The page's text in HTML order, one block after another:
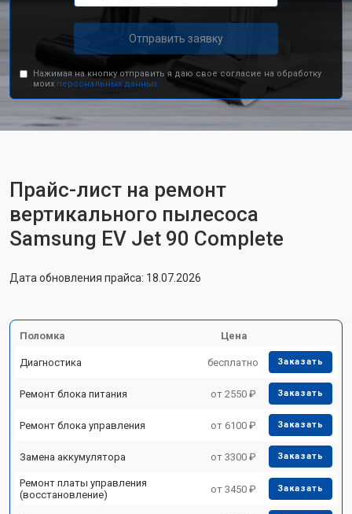
Отправить заявку
Нажимая на кнопку отправить я даю свое согласие на обработку
моих персональных данных.
Прайс-лист на ремонт
вертикального пылесоса
Samsung EV Jet 90 Complete
Дата обновления прайса: 18.07.2026
Поломка Цена
Диагностика бесплатно Заказать
Ремонт блока питания от 2550 ₽ Заказать
Ремонт блока управления от 6100 ₽ Заказать
Замена аккумулятора от 3300 ₽ Заказать
Ремонт платы управления
(восстановление)
от 3450 ₽ Заказать